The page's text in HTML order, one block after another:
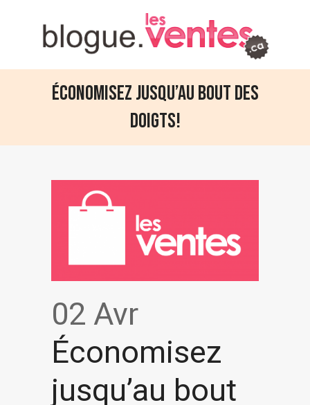
Économisez jusqu’au bout des
doigts!
02 Avr
Économisez
jusqu’au bout